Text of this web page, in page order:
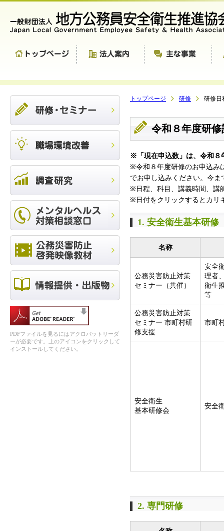
PDFファイルを見るにはアクロバットリーダ
ーが必要です。上のアイコンをクリックして
インストールしてください。
トップページ 研修 研修日
令和８年度研修
※「現在申込数」は、令和８
※令和８年度研修のお申込み
でお申し込みください。今
※日程、科目、講義時間、講
※日付をクリックするとカリ
1. 安全衛生基本研修
名称
公務災害防止対策
セミナー（共催）
安全
理者
衛生
等
公務災害防止対策
セミナー 市町村研
修支援
市町
安全衛生
基本研修会
安全
2. 専門研修